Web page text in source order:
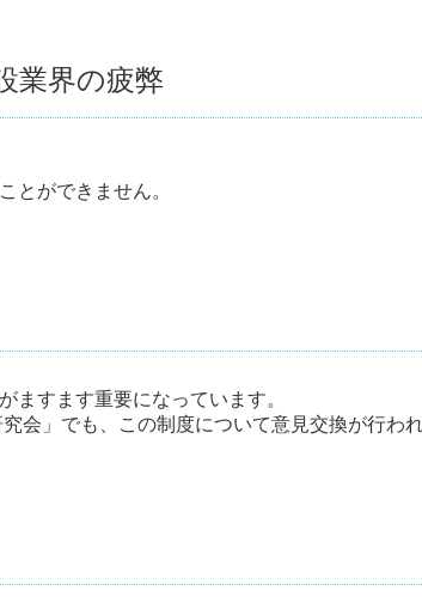
業界の疲弊
とができません。
ますます重要になっています。
会」でも、この制度について意見交換が行われ